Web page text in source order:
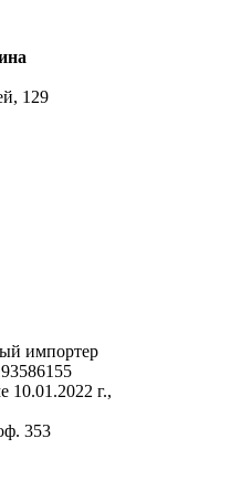
129
импортер
10.01.2022 г.,
353